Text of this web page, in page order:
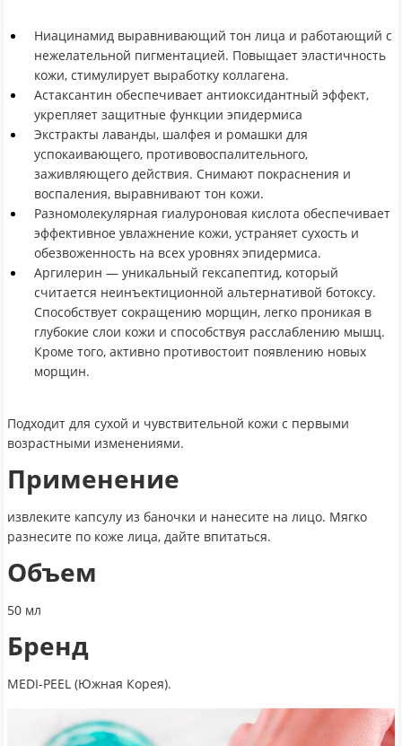
Ниацинамид выравнивающий тон лица и работающий с
нежелательной пигментацией. Повыщает эластичность
кожи, стимулирует выработку коллагена.
Астаксантин обеспечивает антиоксидантный эффект,
укрепляет защитные функции эпидермиса
Экстракты лаванды, шалфея и ромашки для
успокаивающего, противовоспалительного,
заживляющего действия. Снимают покраснения и
воспаления, выравнивают тон кожи.
Разномолекулярная гиалуроновая кислота обеспечивает
эффективное увлажнение кожи, устраняет сухость и
обезвоженность на всех уровнях эпидермиса.
Аргилерин — уникальный гексапептид, который
считается неинъектиционной альтернативой ботоксу.
Способствует сокращению морщин, легко проникая в
глубокие слои кожи и способствуя расслаблению мышц.
Кроме того, активно противостоит появлению новых
морщин.
Подходит для сухой и чувствительной кожи с первыми
возрастными изменениями.
Применение
извлеките капсулу из баночки и нанесите на лицо. Мягко
разнесите по коже лица, дайте впитаться.
Объем
50 мл
Бренд
MEDI-PEEL (Южная Корея).